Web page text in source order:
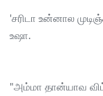
'சரிடா உன்னால
உஷா.
"அம்மா தான்யாவ